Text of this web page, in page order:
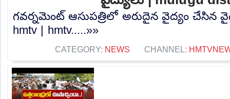
గవర్నమెంట్ ఆసుపత్రిలో అరుదైన వైద్యం చేసిన
hmtv | hmtv.....»»
CATEGORY: NEWS CHANNEL: